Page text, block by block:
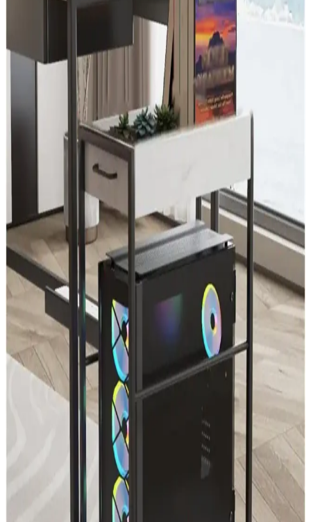
İki farklı laptop standı, alüminyum ve metal yapıları, ayar
seçenekleri ve kullanım alanlarıyla detaylı karşılaştırıldı. Ergonomik
ve dayanıklı tasarımlarıyla kullanıcıların ihtiyaçlarına uygun
çözümler sunuyor.
MC Katlanır Alüminyum Notebook Standı:
Ergonomik ve Taşınabilir Bilgisayar Desteği
Dayanıklı alüminyum malzemesi, ergonomik tasarımı ve geniş
uyumluluğu ile MC Katlanır Notebook Standı, bilgisayar
kullanımını rahatlatır ve taşımayı kolaylaştırır.
Fagus Wood Doğal Ahşap Laptop Standı ve
Yükseltici Apple Uyumlu Ergonomik Tasarım
Fagus Wood'un doğal ceviz ağacından üretilen laptop standı,
ergonomik tasarımı ve şık görünümüyle çalışma alanınızı optimize
eder, dayanıklı ve estetik çözümler sunar.
TahTicMer Tablet ve Notebook Standı: Ergonomik
ve Portatif Çözüm
TahTicMer tablet ve notebook standı, hafif, dayanıklı ve
ayarlanabilir özellikleriyle ergonomik çalışma sağlar, uzun süre
kullanımda konfor ve sağlık avantajı sunar.
iDock D1 ve N30 Bilgisayar Standları
Karşılaştırması: Ergonomi ve Kullanım Özellikleri
iDock D1 ve N30'un ergonomik tasarımı, ayarlanabilirliği ve
taşınabilirliği karşılaştırılarak, kullanıcıların ihtiyaçlarına en uygun
seçeneği belirlemelerine yardımcı olur.
Hansdo Tekerli Bilgisayar Kasa Standı: Ergonomik
ve Dayanıklı Mobil Çözüm
Hansdo Tekerli Bilgisayar Kasa Standı, ergonomik tasarımı ve
dayanıklı yapısıyla ofis ve evlerde bilgisayar kullanımını